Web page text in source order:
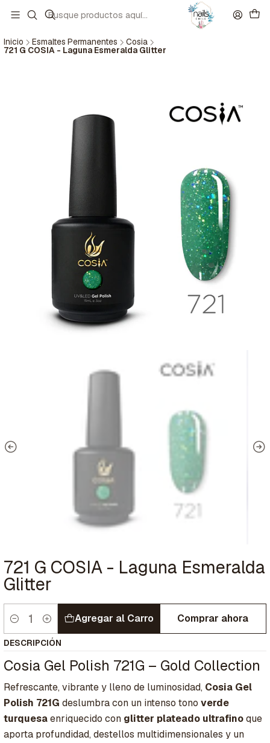
Inicio Esmaltes Permanentes Cosia
721 G COSIA - Laguna Esmeralda Glitter
721 G COSIA - Laguna Esmeralda
Glitter
Cantidad
Agregar al Carro Comprar ahora
DESCRIPCIÓN
Cosia Gel Polish 721G – Gold Collection
Refrescante, vibrante y lleno de luminosidad, Cosia Gel
Polish 721G deslumbra con un intenso tono verde
turquesaenriquecido con glitter plateado ultrafinoque
aporta profundidad, destellos multidimensionales y un